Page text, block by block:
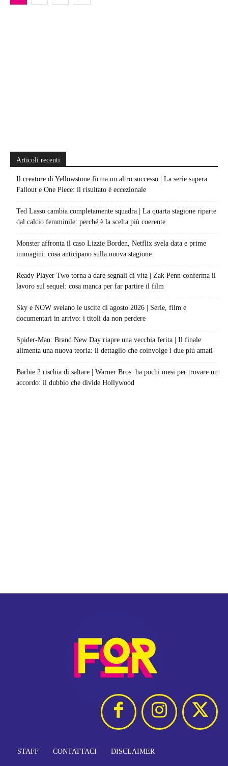
Articoli recenti
Il creatore di Yellowstone firma un altro successo | La serie supera
Fallout e One Piece: il risultato è eccezionale
Ted Lasso cambia completamente squadra | La quarta stagione riparte
dal calcio femminile: perché è la scelta più coerente
Monster affronta il caso Lizzie Borden, Netflix svela data e prime
immagini: cosa anticipano sulla nuova stagione
Ready Player Two torna a dare segnali di vita | Zak Penn conferma il
lavoro sul sequel: cosa manca per far partire il film
Sky e NOW svelano le uscite di agosto 2026 | Serie, film e
documentari in arrivo: i titoli da non perdere
Spider-Man: Brand New Day riapre una vecchia ferita | Il finale
alimenta una nuova teoria: il dettaglio che coinvolge i due più amati
Barbie 2 rischia di saltare | Warner Bros. ha pochi mesi per trovare un
accordo: il dubbio che divide Hollywood
STAFF CONTATTACI DISCLAIMER